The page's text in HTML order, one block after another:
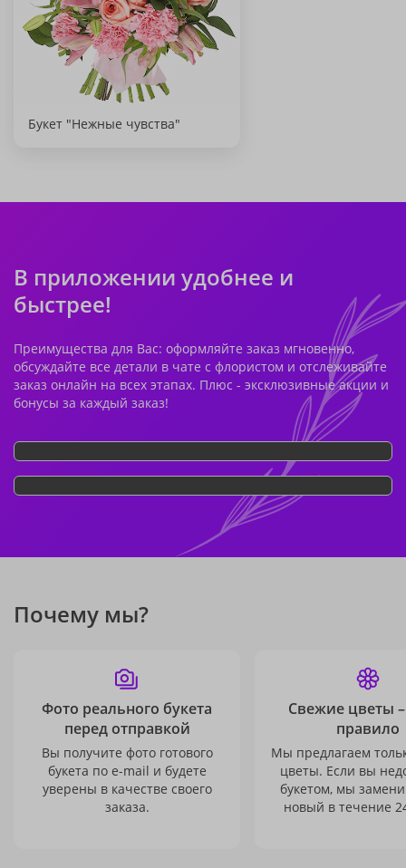
Букет "Нежные чувства"
В приложении удобнее и
быстрее!
Преимущества для Вас: оформляйте заказ мгновенно,
обсуждайте все детали в чате с флористом и отслеживайте
заказ онлайн на всех этапах. Плюс - эксклюзивные акции и
бонусы за каждый заказ!
Почему мы?
Фото реального букета
перед отправкой
Вы получите фото готового
букета по e-mail и будете
уверены в качестве своего
заказа.
Свежие цветы
правило
Мы предлагаем
цветы. Если вы
букетом, мы
новый в течение